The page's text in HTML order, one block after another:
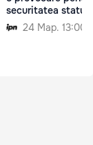
securitatea
24 Мар. 13:00